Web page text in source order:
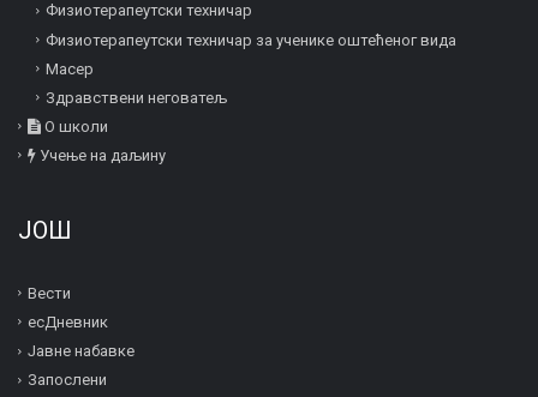
Физиотерапеутски техничар
Физиотерапеутски техничар за ученике оштећеног вида
Mасер
Здравствени неговатељ
О школи
Учење на даљину
ЈОШ
Вести
есДневник
Јавне набавке
Запослени